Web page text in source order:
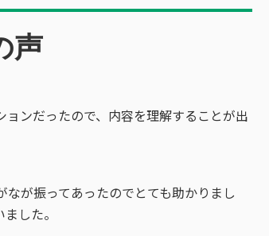
声
ンだったので、内容を理解することが出
が振ってあったのでとても助かりまし
した。